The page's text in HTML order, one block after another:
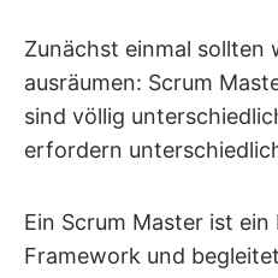
Zunächst einmal sollten
ausräumen: Scrum
sind völlig
erfordern
Ein Scrum Master ist
Framework und